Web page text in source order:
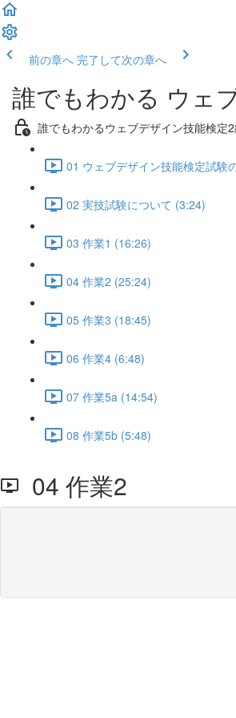
前の章へ 完了して次の章へ
誰でもわかる ウェ
誰でもわかるウェブデザイン技能検定2
01 ウェブデザイン技能検定試験
02 実技試験について (3:24)
03 作業1 (16:26)
04 作業2 (25:24)
05 作業3 (18:45)
06 作業4 (6:48)
07 作業5a (14:54)
08 作業5b (5:48)
04 作業2